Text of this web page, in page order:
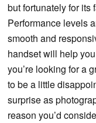
but fortunately for its
Performance levels
smooth and
handset will help
you’re looking for a
to be a little
surprise as
reason you’d